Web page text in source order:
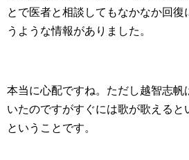
とで医者と相談してもなかなか回復
うような情報がありました。
本当に心配ですね。ただし越智志帆
いたのですがすぐには歌が歌えると
ということです。